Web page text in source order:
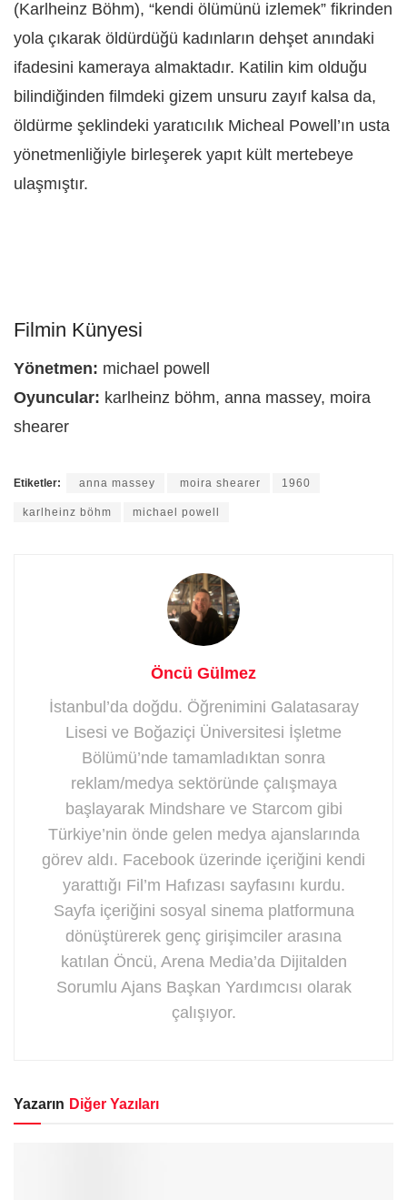
(Karlheinz Böhm), “kendi ölümünü izlemek” fikrinden
yola çıkarak öldürdüğü kadınların dehşet anındaki
ifadesini kameraya almaktadır. Katilin kim olduğu
bilindiğinden filmdeki gizem unsuru zayıf kalsa da,
öldürme şeklindeki yaratıcılık Micheal Powell’ın usta
yönetmenliğiyle birleşerek yapıt kült mertebeye
ulaşmıştır.
Filmin Künyesi
Yönetmen: michael powell
Oyuncular: karlheinz böhm, anna massey, moira
shearer
Etiketler: anna massey moira shearer 1960
karlheinz böhm michael powell
Öncü Gülmez
İstanbul’da doğdu. Öğrenimini Galatasaray
Lisesi ve Boğaziçi Üniversitesi İşletme
Bölümü’nde tamamladıktan sonra
reklam/medya sektöründe çalışmaya
başlayarak Mindshare ve Starcom gibi
Türkiye’nin önde gelen medya ajanslarında
görev aldı. Facebook üzerinde içeriğini kendi
yarattığı Fil’m Hafızası sayfasını kurdu.
Sayfa içeriğini sosyal sinema platformuna
dönüştürerek genç girişimciler arasına
katılan Öncü, Arena Media’da Dijitalden
Sorumlu Ajans Başkan Yardımcısı olarak
çalışıyor.
Yazarın Diğer Yazıları